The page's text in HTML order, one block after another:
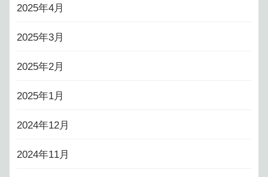
2025年4月
2025年3月
2025年2月
2025年1月
2024年12月
2024年11月